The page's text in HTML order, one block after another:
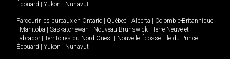
Édouard
Yukon Nunavut
Parcourir les bureaux en Ontario Québec Alberta
Colombie-Britannique
Manitoba Saskatchewan Nouveau-Brunswick
Terre-Neuve-et-
Labrador
Territoires du Nord-Ouest Nouvelle-Écosse
Île-du-Prince-
Édouard
Yukon Nunavut